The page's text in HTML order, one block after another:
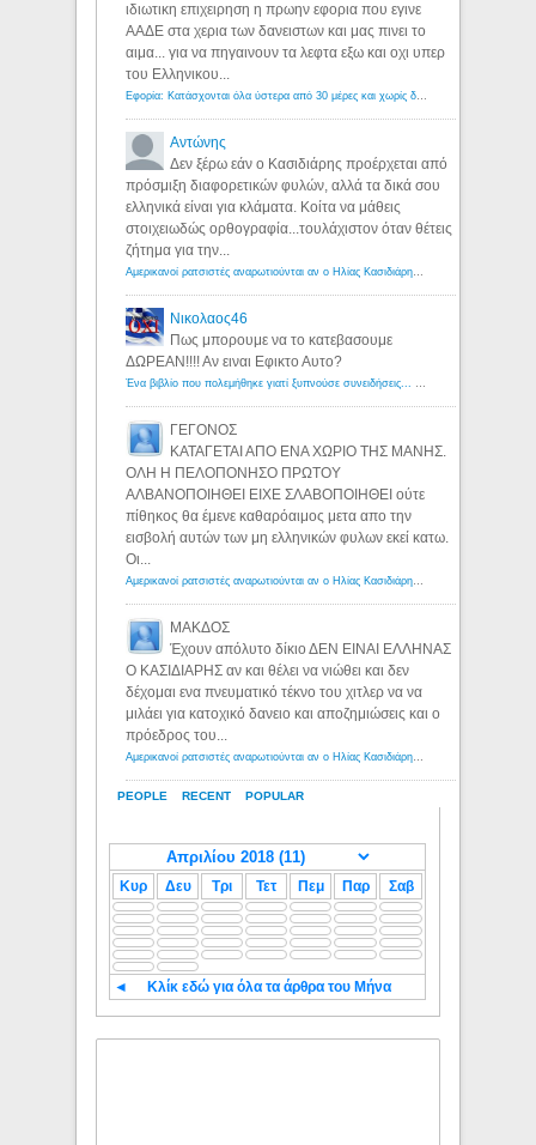
PEOPLE RECENT POPULAR
ιδιωτικη επιχειρηση η πρωην εφορια που εγινε
ΑΑΔΕ στα χερια των δανειστων και μας πινει το
αιμα... για να πηγαινουν τα λεφτα εξω και οχι υπερ
του Ελληνικου...
Εφορία: Κατάσχονται όλα ύστερα από 30 μέρες και χωρίς δικαστικές αποφάσεις - Λόγιος Ερμής
Αντώνης
Δεν ξέρω εάν ο Κασιδιάρης προέρχεται από
πρόσμιξη διαφορετικών φυλών, αλλά τα δικά σου
ελληνικά είναι για κλάματα. Κοίτα να μάθεις
στοιχειωδώς ορθογραφία...τουλάχιστον όταν θέτεις
ζήτημα για την...
Αμερικανοί ρατσιστές αναρωτιούνται αν ο Ηλίας Κασιδιάρης ανήκει στη λευκή φυλή... - Λόγιος Ερμής
Νικολαος46
Πως μπορουμε να το κατεβασουμε
ΔΩΡΕΑΝ!!!! Αν ειναι Εφικτο Αυτο?
Ένα βιβλίο που πολεμήθηκε γιατί ξυπνούσε συνειδήσεις... - Λόγιος Ερμής | Η γνώση ξεκινάει με την αναζήτηση...
ΓΕΓΟΝΟΣ
ΚΑΤΑΓΕΤΑΙ ΑΠΟ ΕΝΑ ΧΩΡΙΟ ΤΗΣ ΜΑΝΗΣ.
ΟΛΗ Η ΠΕΛΟΠΟΝΗΣΟ ΠΡΩΤΟΥ
ΑΛΒΑΝΟΠΟΙΗΘΕΙ ΕΙΧΕ ΣΛΑΒΟΠΟΙΗΘΕΙ ούτε
πίθηκος θα έμενε καθαρόαιμος μετα απο την
εισβολή αυτών των μη ελληνικών φυλων εκεί κατω.
Οι...
Αμερικανοί ρατσιστές αναρωτιούνται αν ο Ηλίας Κασιδιάρης ανήκει στη λευκή φυλή... - Λόγιος Ερμής
ΜΑΚΔΟΣ
Έχουν απόλυτο δίκιο ΔΕΝ ΕΙΝΑΙ ΕΛΛΗΝΑΣ
Ο ΚΑΣΙΔΙΑΡΗΣ αν και θέλει να νιώθει και δεν
δέχομαι ενα πνευματικό τέκνο του χιτλερ να να
μιλάει για κατοχικό δανειο και αποζημιώσεις και ο
πρόεδρος του...
Αμερικανοί ρατσιστές αναρωτιούνται αν ο Ηλίας Κασιδιάρης ανήκει στη λευκή φυλή... - Λόγιος Ερμής
Κυρ Δευ Τρι Τετ Πεμ Παρ Σαβ
◄ Κλίκ εδώ για όλα τα άρθρα του Μήνα